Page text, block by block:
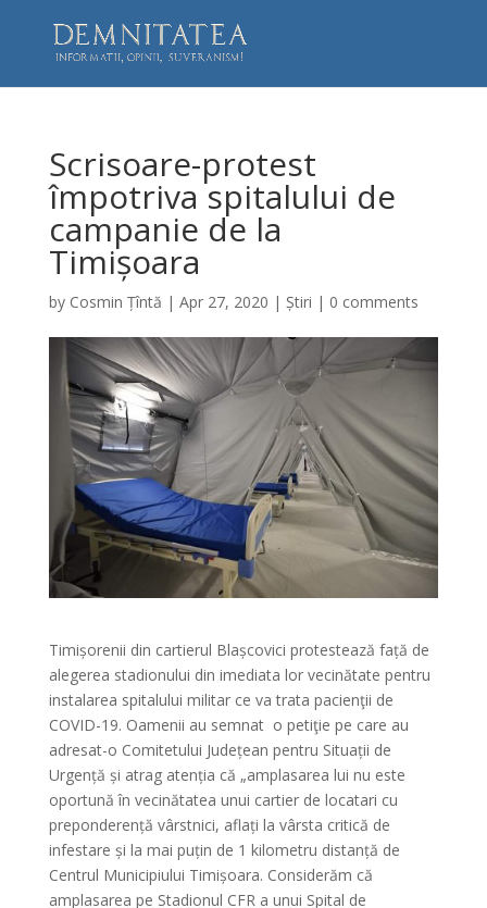
Scrisoare-protest
împotriva spitalului de
campanie de la
Timișoara
by Cosmin Țîntă | Apr 27, 2020 | Știri | 0 comments
Timișorenii din cartierul Blașcovici protestează față de
alegerea stadionului din imediata lor vecinătate pentru
instalarea spitalului militar ce va trata pacienţii de
COVID-19. Oamenii au semnat o petiţie pe care au
adresat-o Comitetului Județean pentru Situații de
Urgență și atrag atenția că „amplasarea lui nu este
oportună în vecinătatea unui cartier de locatari cu
preponderență vârstnici, aflați la vârsta critică de
infestare și la mai puțin de 1 kilometru distanță de
Centrul Municipiului Timișoara. Considerăm că
amplasarea pe Stadionul CFR a unui Spital de